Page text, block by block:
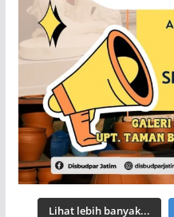
Lihat lebih banyak...